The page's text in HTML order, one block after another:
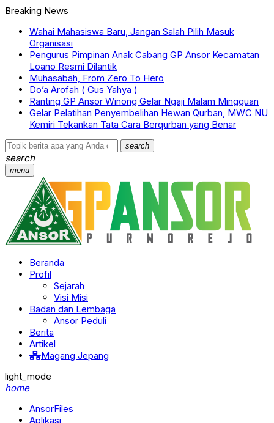
Breaking News
Wahai Mahasiswa Baru, Jangan Salah Pilih Masuk
Organisasi
Pengurus Pimpinan Anak Cabang GP Ansor Kecamatan
Loano Resmi Dilantik
Muhasabah, From Zero To Hero
Do’a Arofah ( Gus Yahya )
Ranting GP Ansor Winong Gelar Ngaji Malam Mingguan
Gelar Pelatihan Penyembelihan Hewan Qurban, MWC NU
Kemiri Tekankan Tata Cara Berqurban yang Benar
search
search
menu
Beranda
Profil
Sejarah
Visi Misi
Badan dan Lembaga
Ansor Peduli
Berita
Artikel
Magang Jepang
light_mode
home
AnsorFiles
Aplikasi